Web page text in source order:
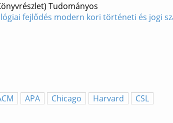
Tudományos
fejlődés modern kori történeti és jogi
APA Chicago Harvard CSL